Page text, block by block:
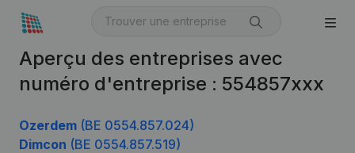
Aperçu des entreprises avec
numéro d'entreprise : 554857xxx
Ozerdem (BE 0554.857.024)
Dimcon (BE 0554.857.519)